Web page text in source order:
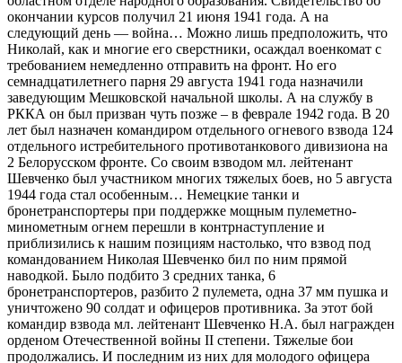
окончании курсов получил 21 июня 1941 года. А на
следующий день — война… Можно лишь предположить, что
Николай, как и многие его сверстники, осаждал военкомат с
требованием немедленно отправить на фронт. Но его
семнадцатилетнего парня 29 августа 1941 года назначили
заведующим Мешковской начальной школы. А на службу в
РККА он был призван чуть позже – в феврале 1942 года. В 20
лет был назначен командиром отдельного огневого взвода 124
отдельного истребительного противотанкового дивизиона на
2 Белорусском фронте. Со своим взводом мл. лейтенант
Шевченко был участником многих тяжелых боев, но 5 августа
1944 года стал особенным… Немецкие танки и
бронетранспортеры при поддержке мощным пулеметно-
минометным огнем перешли в контрнаступление и
приблизились к нашим позициям настолько, что взвод под
командованием Николая Шевченко бил по ним прямой
наводкой. Было подбито 3 средних танка, 6
бронетранспортеров, разбито 2 пулемета, одна 37 мм пушка и
уничтожено 90 солдат и офицеров противника. За этот бой
командир взвода мл. лейтенант Шевченко Н.А. был награжден
орденом Отечественной войны II степени. Тяжелые бои
продолжались. И последним из них для молодого офицера